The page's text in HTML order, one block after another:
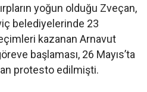
yoğun olduğu Zveçan,
belediyelerinde 23
kazanan Arnavut
başlaması, 26 Mayıs’ta
protesto edilmişti.